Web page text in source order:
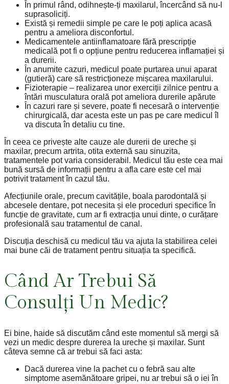
În primul rând, odihnește-ți maxilarul, încercând să nu-l
suprasoliciți.
Există și remedii simple pe care le poți aplica acasă
pentru a ameliora disconfortul.
Medicamentele antiinflamatoare fără prescripție
medicală pot fi o opțiune pentru reducerea inflamației și
a durerii.
În anumite cazuri, medicul poate purtarea unui aparat
(gutieră) care să restricționeze mișcarea maxilarului.
Fizioterapie – realizarea unor exerciții zilnice pentru a
întări musculatura orală pot ameliora durerile apărute
În cazuri rare și severe, poate fi necesară o intervenție
chirurgicală, dar acesta este un pas pe care medicul îl
va discuta în detaliu cu tine.
În ceea ce privește alte cauze ale durerii de ureche și
maxilar, precum artrita, otita externă sau sinuzita,
tratamentele pot varia considerabil. Medicul tău este cea mai
bună sursă de informații pentru a afla care este cel mai
potrivit tratament în cazul tău.
Afecțiunile orale, precum cavitățile, boala parodontală și
abcesele dentare, pot necesita și ele proceduri specifice în
funcție de gravitate, cum ar fi extracția unui dinte, o curățare
profesională sau tratamentul de canal.
Discuția deschisă cu medicul tău va ajuta la stabilirea celei
mai bune căi de tratament pentru situația ta specifică.
Când Ar Trebui Să
Consulți Un Medic?
Ei bine, haide să discutăm când este momentul să mergi să
vezi un medic despre durerea la ureche și maxilar. Sunt
câteva semne că ar trebui să faci asta:
Dacă durerea vine la pachet cu o febră sau alte
simptome asemănătoare gripei, nu ar trebui să o iei în